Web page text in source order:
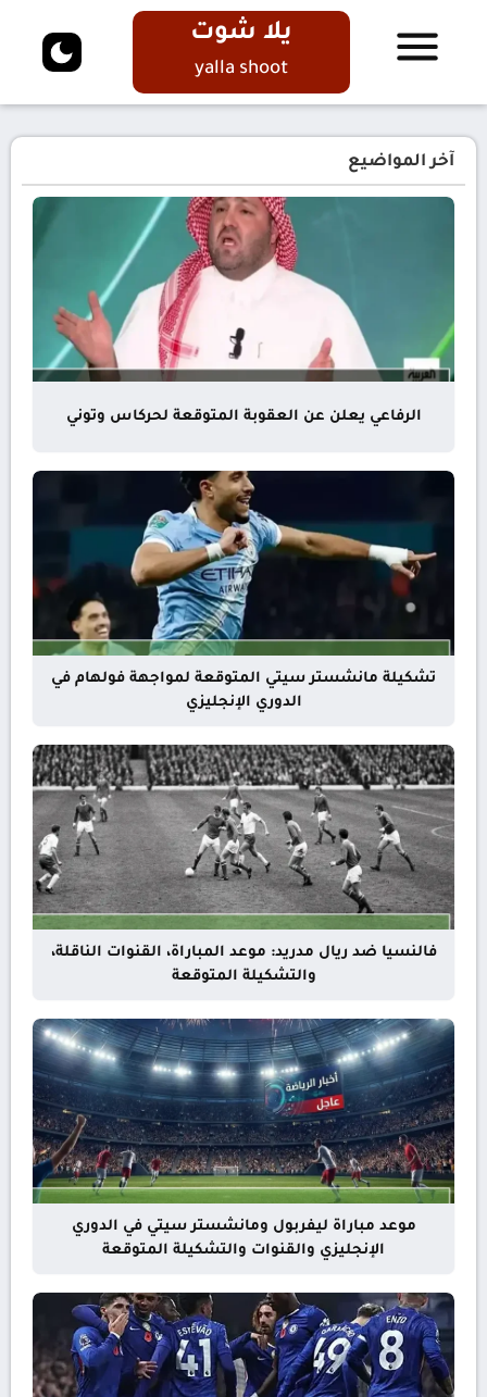
يلا شوت
yalla shoot
آخر المواضيع
الرفاعي يعلن عن العقوبة المتوقعة لحركاس وتوني
تشكيلة مانشستر سيتي المتوقعة لمواجهة فولهام في
الدوري الإنجليزي
فالنسيا ضد ريال مدريد: موعد المباراة، القنوات الناقلة،
والتشكيلة المتوقعة
موعد مباراة ليفربول ومانشستر سيتي في الدوري
الإنجليزي والقنوات والتشكيلة المتوقعة